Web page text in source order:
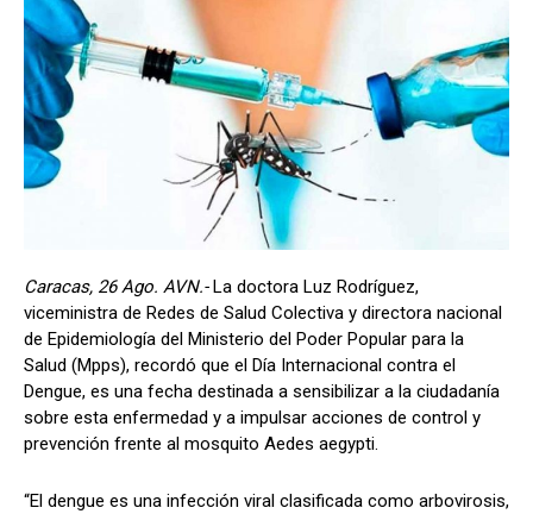
Caracas, 26 Ago. AVN.- La doctora Luz Rodríguez,
viceministra de Redes de Salud Colectiva y directora nacional
de Epidemiología del Ministerio del Poder Popular para la
Salud (Mpps), recordó que el Día Internacional contra el
Dengue, es una fecha destinada a sensibilizar a la ciudadanía
sobre esta enfermedad y a impulsar acciones de control y
prevención frente al mosquito Aedes aegypti.
“El dengue es una infección viral clasificada como arbovirosis,